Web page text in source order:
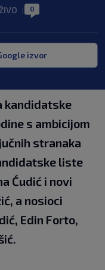
0
izvor
kandidatske
s ambicijom
stranaka
liste
Ćudić i novi
a nosioci
Edin Forto,